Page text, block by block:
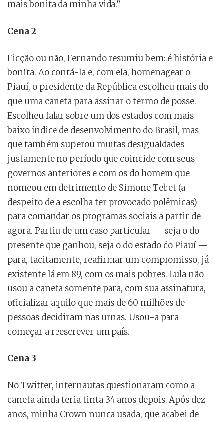
mais bonita da minha vida.”
Cena 2
Ficção ou não, Fernando resumiu bem: é história e
bonita. Ao contá-la e, com ela, homenagear o
Piauí, o presidente da República escolheu mais do
que uma caneta para assinar o termo de posse.
Escolheu falar sobre um dos estados com mais
baixo índice de desenvolvimento do Brasil, mas
que também superou muitas desigualdades
justamente no período que coincide com seus
governos anteriores e com os do homem que
nomeou em detrimento de Simone Tebet (a
despeito de a escolha ter provocado polêmicas)
para comandar os programas sociais a partir de
agora. Partiu de um caso particular — seja o do
presente que ganhou, seja o do estado do Piauí —
para, tacitamente, reafirmar um compromisso, já
existente lá em 89, com os mais pobres. Lula não
usou a caneta somente para, com sua assinatura,
oficializar aquilo que mais de 60 milhões de
pessoas decidiram nas urnas. Usou-a para
começar a reescrever um país.
Cena 3
No Twitter, internautas questionaram como a
caneta ainda teria tinta 34 anos depois. Após dez
anos, minha Crown nunca usada, que acabei de